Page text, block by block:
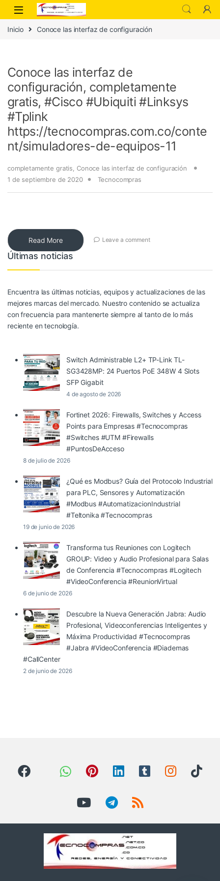
Inicio Conoce las interfaz de configuración
Conoce las interfaz de
configuración, completamente
gratis, #Cisco #Ubiquiti #Linksys
#Tplink
https://tecnocompras.com.co/conte
nt/simuladores-de-equipos-11
completamente gratis
Conoce las interfaz de configuración
1 de septiembre de 2020
Tecnocompras
Read More Leave a comment
Últimas noticias
Encuentra las últimas noticias, equipos y actualizaciones de las
mejores marcas del mercado. Nuestro contenido se actualiza
con frecuencia para mantenerte siempre al tanto de lo más
reciente en tecnología.
Switch Administrable L2+ TP-Link TL-
SG3428MP: 24 Puertos PoE 348W 4 Slots
SFP Gigabit
4 de agosto de 2026
Fortinet 2026: Firewalls, Switches y Access
Points para Empresas #Tecnocompras
#Switches #UTM #Firewalls
#PuntosDeAcceso
8 de julio de 2026
¿Qué es Modbus? Guía del Protocolo Industrial
para PLC, Sensores y Automatización
#Modbus #AutomatizacionIndustrial
#Teltonika #Tecnocompras
19 de junio de 2026
Transforma tus Reuniones con Logitech
GROUP: Video y Audio Profesional para Salas
de Conferencia #Tecnocompras #Logitech
#VideoConferencia #ReunionVirtual
6 de junio de 2026
Descubre la Nueva Generación Jabra: Audio
Profesional, Videoconferencias Inteligentes y
Máxima Productividad #Tecnocompras
#Jabra #VideoConferencia #Diademas
#CallCenter
2 de junio de 2026